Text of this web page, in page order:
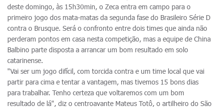
deste domingo, às 15h30min, o Zeca entra em campo para o
primeiro jogo dos mata-matas da segunda fase do Brasileiro Série D
contra o Brusque. Será o confronto entre dois times que ainda não
perderam pontos em casa nesta competição, mas a equipe de China
Balbino parte disposta a arrancar um bom resultado em solo
catarinense.
"Vai ser um jogo difícil, com torcida contra e um time local que vai
partir para cima e tentar a vantagem, mas tivemos 15 bons dias
para trabalhar. Tenho certeza que voltaremos com um bom
resultado de lá", diz o centroavante Mateus Totô, o artilheiro do São